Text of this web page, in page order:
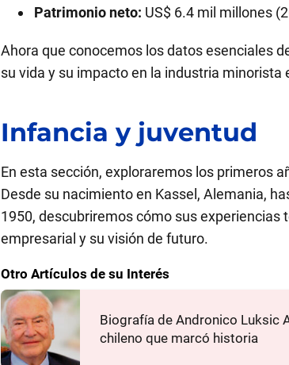
Patrimonio neto: US$ 6.4 mil millones
Ahora que conocemos los datos esenciales
su vida y su impacto en la industria minorista
Infancia y juventud
En esta sección, exploraremos los primeros
Desde su nacimiento en Kassel, Alemania,
1950, descubriremos cómo sus
empresarial y su visión de futuro.
Otro Artículos de su Interés
Biografía de Andronico Luksic
chileno que marcó historia